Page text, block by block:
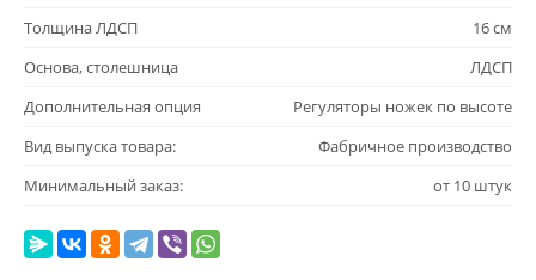
Толщина ЛДСП
16 см
Основа, столешница
ЛДСП
Дополнительная опция
Регуляторы ножек по высоте
Вид выпуска товара:
Фабричное производство
Минимальный заказ:
от 10 штук